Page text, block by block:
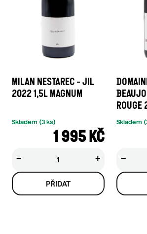
MILAN NESTAREC - JIL
2022 1,5L MAGNUM
1 995 KČ
Skladem (3 ks)
+
−
ROUGE
Skladem
−